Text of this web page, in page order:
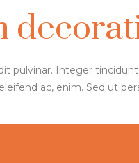
pulvinar. Integer
ac, enim. Sed ut